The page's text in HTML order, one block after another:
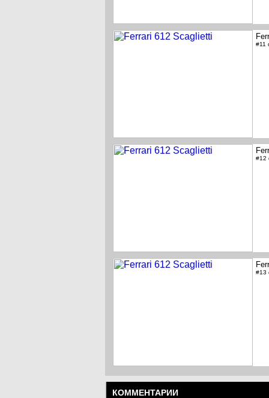
#11
#12
#13
КОММЕНТАРИИ